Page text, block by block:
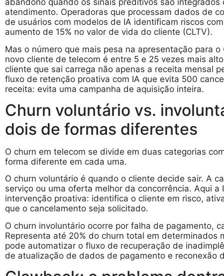
abandono quando os sinais preditivos são
atendimento. Operadoras que processam dados de
de usuários com modelos de IA identificam riscos
aumento de 15% no valor de vida do cliente (CLTV).
Mas o número que mais pesa na apresentação para
novo cliente de telecom é entre 5 e 25 vezes mais
cliente que sai carrega não apenas a receita mensal
fluxo de retenção proativa com IA que evita 500
receita: evita uma campanha de aquisição inteira.
Churn voluntário vs.
dois de formas diferentes
O churn em telecom se divide em duas categorias
forma diferente em cada uma.
O churn voluntário é quando o cliente decide sair. A
serviço ou uma oferta melhor da concorrência. Aqui
intervenção proativa: identifica o cliente em risco,
que o cancelamento seja solicitado.
O churn involuntário ocorre por falha de pagamento,
Representa até 20% do churn total em determinados
pode automatizar o fluxo de recuperação de
de atualização de dados de pagamento e reconexão